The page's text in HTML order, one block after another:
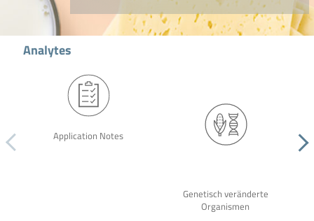
Analytes
Application Notes
Genetisch veränderte
Organismen